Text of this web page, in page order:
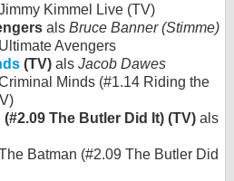
Kimmel Live (TV)
als Bruce Banner (Stimme)
Avengers
(TV) als Jacob Dawes
Minds (#1.14 Riding the
The Butler Did It) (TV) als
Batman (#2.09 The Butler Did